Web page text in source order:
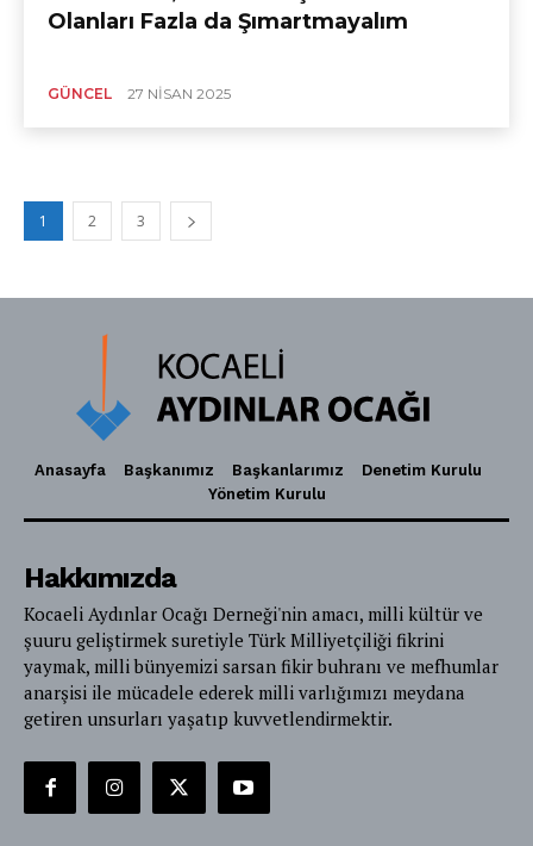
Olanları Fazla da Şımartmayalım
GÜNCEL 27 NISAN 2025
1 2 3
Anasayfa Başkanımız Başkanlarımız
Denetim Kurulu
Yönetim Kurulu
Hakkımızda
Kocaeli Aydınlar Ocağı Derneği'nin amacı, milli kültür ve
şuuru geliştirmek suretiyle Türk Milliyetçiliği fikrini
yaymak, milli bünyemizi sarsan fikir buhranı ve mefhumlar
anarşisi ile mücadele ederek milli varlığımızı meydana
getiren unsurları yaşatıp kuvvetlendirmektir.